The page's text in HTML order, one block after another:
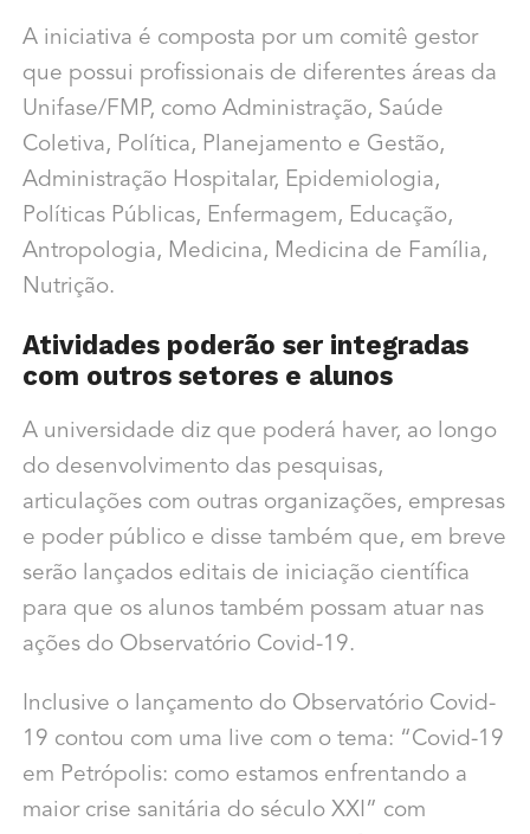
A iniciativa é composta por um comitê gestor
que possui profissionais de diferentes áreas da
Unifase/FMP, como Administração, Saúde
Coletiva, Política, Planejamento e Gestão,
Administração Hospitalar, Epidemiologia,
Políticas Públicas, Enfermagem, Educação,
Antropologia, Medicina, Medicina de Família,
Nutrição.
Atividades poderão ser integradas
com outros setores e alunos
A universidade diz que poderá haver, ao longo
do desenvolvimento das pesquisas,
articulações com outras organizações, empresas
e poder público e disse também que, em breve
serão lançados editais de iniciação científica
para que os alunos também possam atuar nas
ações do Observatório Covid-19.
Inclusive o lançamento do Observatório Covid-
19 contou com uma live com o tema: “Covid-19
em Petrópolis: como estamos enfrentando a
maior crise sanitária do século XXI” com